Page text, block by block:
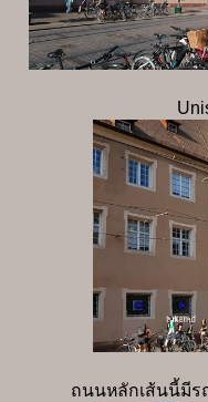
ถนนหลักเส้นนี้มีร